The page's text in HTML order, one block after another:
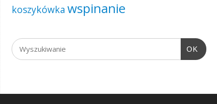
koszykówka wspinanie
OK